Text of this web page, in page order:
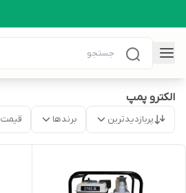
الکترو پمپ
پربازدیدترین برندها قیمت